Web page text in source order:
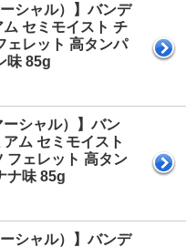
シャル）】バンデ
ム セミモイスト チ
ェレット 高タンパ
味 85g
ーシャル）】バン
ム セミモイスト
フェレット 高タン
ナ味 85g
シャル）】バンデ